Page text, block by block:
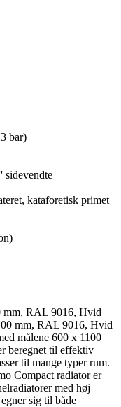
bar)
kataforetisk primet
mm, RAL 9016, Hvid
målene 600 x 1100
beregnet til effektiv
til mange typer rum.
Compact radiator er
med høj
sig til både